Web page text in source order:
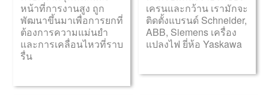
หน้าที่การงานสูง ถูก
พัฒนาขึ้นมาเพื่อการยกที่
ต้องการความแม่นยำ
และการเคลื่อนไหวที่ราบ
รื่น
เครนและกว้าน เรามักจะ
ติดตั้งแบรนด์ Schneider,
ABB, Siemens เครื่อง
แปลงไฟ ยี่ห้อ Yaskawa